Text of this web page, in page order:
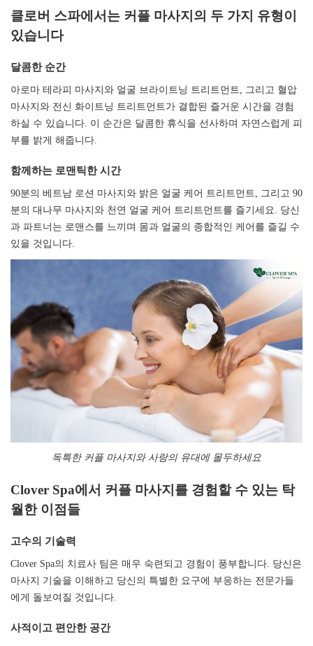
클로버 스파에서는 커플 마사지의 두 가지 유형이
있습니다​​​​​​​
달콤한 순간​​​​​​​
아로마 테라피 마사지와 얼굴 브라이트닝 트리트먼트, 그리고 혈압
마사지와 전신 화이트닝 트리트먼트가 결합된 즐거운 시간을 경험
하실 수 있습니다. 이 순간은 달콤한 휴식을 선사하며 자연스럽게 피
부를 밝게 해줍니다.
함께하는 로맨틱한 시간
90분의 베트남 로션 마사지와 밝은 얼굴 케어 트리트먼트, 그리고 90
분의 대나무 마사지와 천연 얼굴 케어 트리트먼트를 즐기세요. 당신
과 파트너는 로맨스를 느끼며 몸과 얼굴의 종합적인 케어를 즐길 수
있을 것입니다.
독특한 커플 마사지와 사랑의 유대에 몰두하세요
Clover Spa에서 커플 마사지를 경험할 수 있는 탁
월한 이점들
고수의 기술력​​​​​​​
Clover Spa의 치료사 팀은 매우 숙련되고 경험이 풍부합니다. 당신은
마사지 기술을 이해하고 당신의 특별한 요구에 부응하는 전문가들
에게 돌보여질 것입니다.
사적이고 편안한 공간​​​​​​​